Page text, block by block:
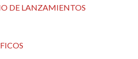
DE LANZAMIENTOS